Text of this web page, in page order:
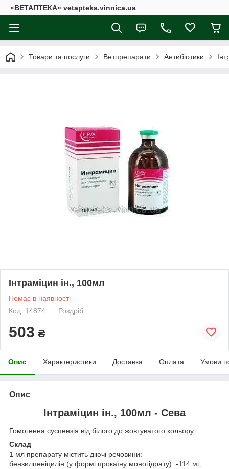
«ВЕТАПТЕКА» vetapteka.vinnica.ua
Товари та послуги Ветпрепарати Антибіотики
Інтраміцин ін., 100мл
Немає в наявності
Код: 14874
Роздріб
503 ₴
Опис Характеристики Доставка Оплата Умови
Опис
Інтраміцин ін., 100мл - Сева
Гомогенна суспензія від білого до жовтуватого кольору.
Склад
1 мл препарату містить діючі речовини:
бензилпеніцилін (у формі прокаїну моногідрату) -114 мг;